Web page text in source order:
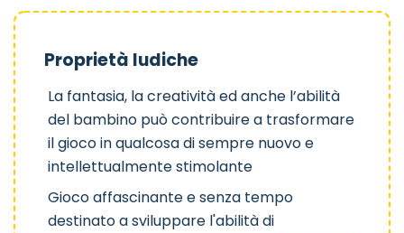
Proprietà ludiche
La fantasia, la creatività ed anche l’abilità
del bambino può contribuire a trasformare
il gioco in qualcosa di sempre nuovo e
intellettualmente stimolante
Gioco affascinante e senza tempo
destinato a sviluppare l'abilità di